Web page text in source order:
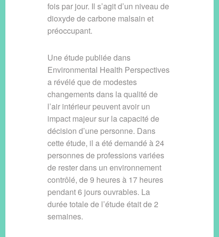
fois par jour. Il s’agit d’un niveau de
dioxyde de carbone malsain et
préoccupant.
Une étude publiée dans
Environmental Health Perspectives
a révélé que de modestes
changements dans la qualité de
l’air intérieur peuvent avoir un
impact majeur sur la capacité de
décision d’une personne. Dans
cette étude, il a été demandé à 24
personnes de professions variées
de rester dans un environnement
contrôlé, de 9 heures à 17 heures
pendant 6 jours ouvrables. La
durée totale de l’étude était de 2
semaines.